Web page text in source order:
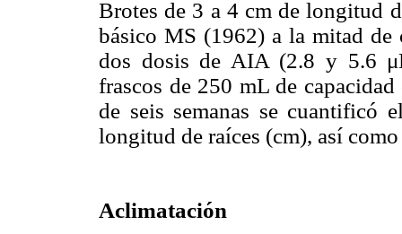
Brotes de 3 a 4 cm de longitud
básico MS (1962) a la mitad de
dos dosis de AIA (2.8 y 5.6
frascos de 250 mL de
de seis semanas se cuantificó
longitud de raíces (cm), así
Aclimatación